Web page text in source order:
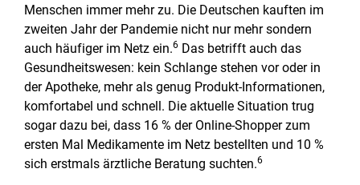
Menschen immer mehr zu. Die Deutschen kauften im
zweiten Jahr der Pandemie nicht nur mehr sondern
auch häufiger im Netz ein.6 Das betrifft auch das
Gesundheitswesen: kein Schlange stehen vor oder in
der Apotheke, mehr als genug Produkt-Informationen,
komfortabel und schnell. Die aktuelle Situation trug
sogar dazu bei, dass 16 % der Online-Shopper zum
ersten Mal Medikamente im Netz bestellten und 10 %
sich erstmals ärztliche Beratung suchten.6